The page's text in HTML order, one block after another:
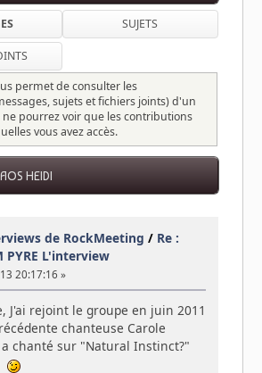
SUJETS
permet de consulter les
sujets et fichiers joints) d'un
ne pourrez voir que les contributions
vous avez accès.
HEIDI
de RockMeeting / Re :
PYRE L'interview
20:17:16 »
J'ai rejoint le groupe en juin 2011
chanteuse Carole
chanté sur "Natural Instinct?"